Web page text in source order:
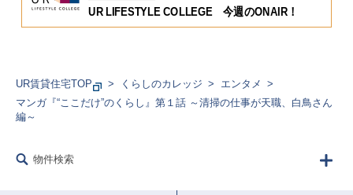
UR LIFESTYLE COLLEGE 今週のONAIR！
UR賃貸住宅TOP くらしのカレッジ
エンタメ
マンガ『“ここだけ”のくらし』第１話 ～清掃の仕事が天職、白鳥さん
編～
物件検索